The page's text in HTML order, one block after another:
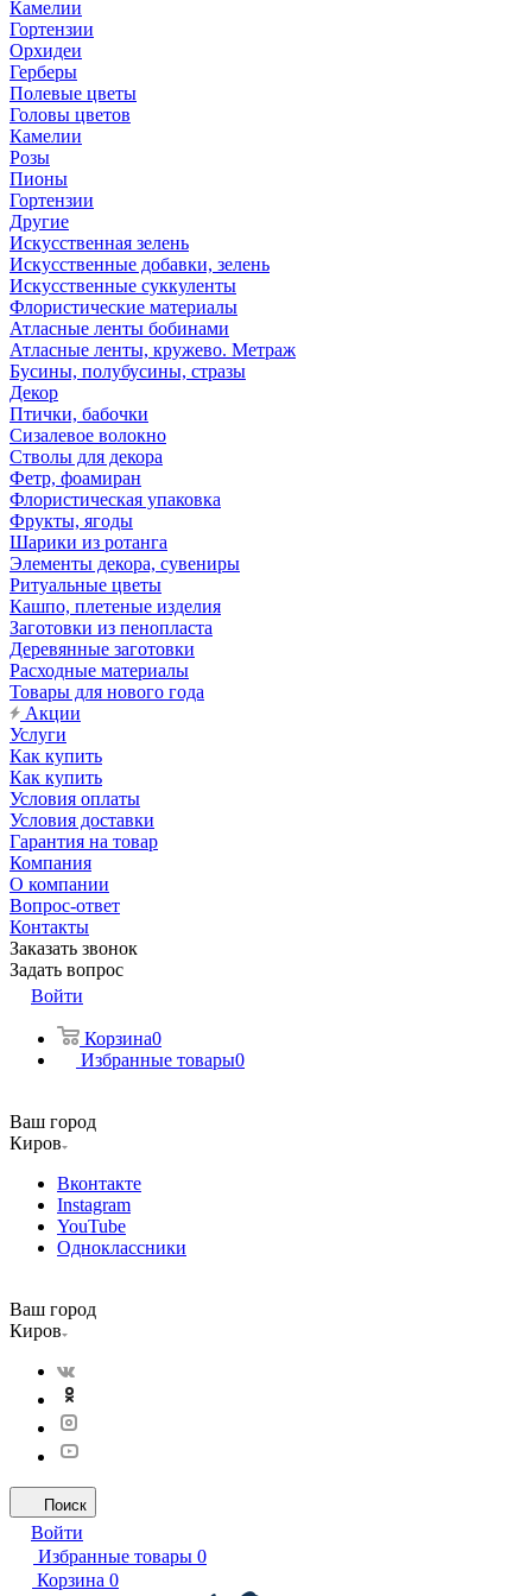
Камелии
Гортензии
Орхидеи
Герберы
Полевые цветы
Головы цветов
Камелии
Розы
Пионы
Гортензии
Другие
Искусственная зелень
Искусственные добавки, зелень
Искусственные суккуленты
Флористические материалы
Атласные ленты бобинами
Атласные ленты, кружево. Метраж
Бусины, полубусины, стразы
Декор
Птички, бабочки
Сизалевое волокно
Стволы для декора
Фетр, фоамиран
Флористическая упаковка
Фрукты, ягоды
Шарики из ротанга
Элементы декора, сувениры
Ритуальные цветы
Кашпо, плетеные изделия
Заготовки из пенопласта
Деревянные заготовки
Расходные материалы
Товары для нового года
Акции
Услуги
Как купить
Как купить
Условия оплаты
Условия доставки
Гарантия на товар
Компания
О компании
Вопрос-ответ
Контакты
Заказать звонок
Задать вопрос
Войти
Корзина0
Избранные товары0
Ваш город
Киров
Вконтакте
Instagram
YouTube
Одноклассники
Ваш город
Киров
Поиск
Войти
Избранные товары 0
Корзина 0